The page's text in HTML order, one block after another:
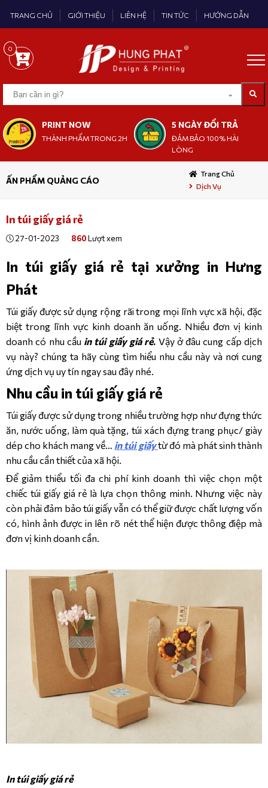
TRANG CHỦ GIỚI THIỆU LIÊN HỆ TIN TỨC HƯỚNG DẪN
0
PRINT NOW
THÀNH PHẨM TRONG 2H
5 NGÀY ĐỔI TRẢ
ĐẢM BẢO 100% HÀI
LÒNG
ẤN PHẨM QUẢNG CÁO
Trang Chủ
Dịch Vụ
In túi giấy giá rẻ
27-01-2023 860Lượt xem
In túi giấy giá rẻ tại xưởng in Hưng
Phát
Túi giấy được sử dụng rộng rãi trong mọi lĩnh vực xã hội, đặc
biệt trong lĩnh vực kinh doanh ăn uống. Nhiều đơn vị kinh
doanh có nhu cầu in túi giấy giá rẻ. Vậy ở đâu cung cấp dịch
vụ này? chúng ta hãy cùng tìm hiểu nhu cầu này và nơi cung
ứng dịch vụ uy tín ngay sau đây nhé.
Nhu cầu in túi giấy giá rẻ
Túi giấy được sử dụng trong nhiều trường hợp như đựng thức
ăn, nước uống, làm quà tặng, túi xách đựng trang phục/ giày
dép cho khách mang về… in túi giấytừ đó mà phát sinh thành
nhu cầu cần thiết của xã hội.
Để giảm thiểu tối đa chi phí kinh doanh thì việc chọn một
chiếc túi giấy giá rẻ là lựa chọn thông minh. Nhưng việc này
còn phải đảm bảo túi giấy vẫn có thể giữ được chất lượng vốn
có, hình ảnh được in lên rõ nét thể hiện được thông điệp mà
đơn vị kinh doanh cần.
In túi giấy giá rẻ